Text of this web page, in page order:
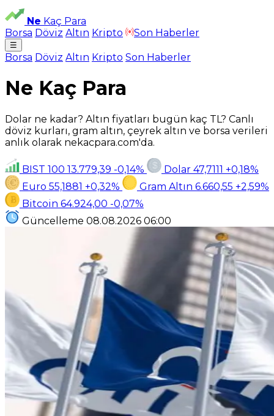
Ne Kaç Para
Borsa Döviz Altın Kripto Son Haberler
☰
Borsa Döviz Altın Kripto Son Haberler
Ne Kaç Para
Dolar ne kadar? Altın fiyatları bugün kaç TL? Canlı
döviz kurları, gram altın, çeyrek altın ve borsa verileri
anlık olarak nekacpara.com'da.
BIST 100 13.779,39 -0,14% Dolar 47,7111 +0,18%
Euro 55,1881 +0,32% Gram Altın 6.660,55 +2,59%
Bitcoin 64.924,00 -0,07%
Güncelleme 08.08.2026 06:00